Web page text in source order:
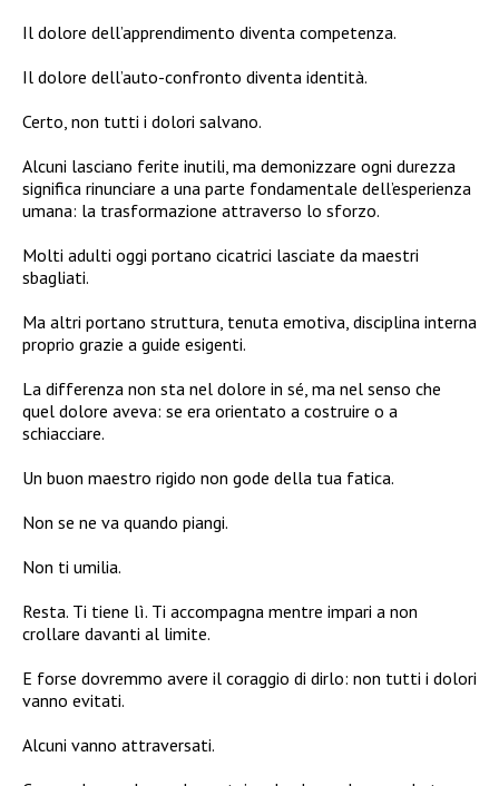
Il dolore dell’apprendimento diventa competenza.
Il dolore dell’auto-confronto diventa identità.
Certo, non tutti i dolori salvano.
Alcuni lasciano ferite inutili, ma demonizzare ogni durezza
significa rinunciare a una parte fondamentale dell’esperienza
umana: la trasformazione attraverso lo sforzo.
Molti adulti oggi portano cicatrici lasciate da maestri
sbagliati.
Ma altri portano struttura, tenuta emotiva, disciplina interna
proprio grazie a guide esigenti.
La differenza non sta nel dolore in sé, ma nel senso che
quel dolore aveva: se era orientato a costruire o a
schiacciare.
Un buon maestro rigido non gode della tua fatica.
Non se ne va quando piangi.
Non ti umilia.
Resta. Ti tiene lì. Ti accompagna mentre impari a non
crollare davanti al limite.
E forse dovremmo avere il coraggio di dirlo: non tutti i dolori
vanno evitati.
Alcuni vanno attraversati.